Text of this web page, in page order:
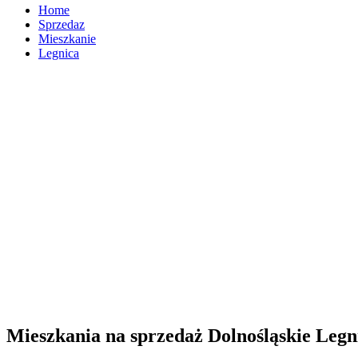
Home
Sprzedaz
Mieszkanie
Legnica
Mieszkania na sprzedaż Dolnośląskie